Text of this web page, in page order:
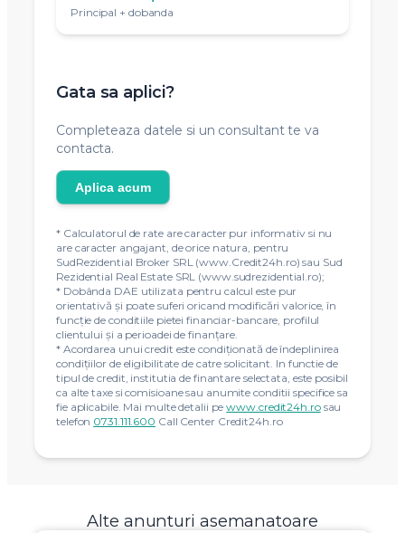
Principal + dobanda
Gata sa aplici?
Completeaza datele si un consultant te va
contacta.
Aplica acum
* Calculatorul de rate are caracter pur informativ si nu
are caracter angajant, de orice natura, pentru
SudRezidential Broker SRL (www.Credit24h.ro) sau Sud
Rezidential Real Estate SRL (www.sudrezidential.ro);
* Dobânda DAE utilizata pentru calcul este pur
orientativă și poate suferi oricand modificări valorice, în
funcție de conditiile pietei financiar-bancare, profilul
clientului și a perioadei de finanțare.
* Acordarea unui credit este condiţionată de îndeplinirea
condiţiilor de eligibilitate de catre solicitant. In functie de
tipul de credit, institutia de finantare selectata, este posibil
ca alte taxe si comisioane sau anumite conditii specifice sa
fie aplicabile. Mai multe detalii pewww.credit24h.rosau
telefon 0731.111.600 Call Center Credit24h.ro
Alte anunturi asemanatoare